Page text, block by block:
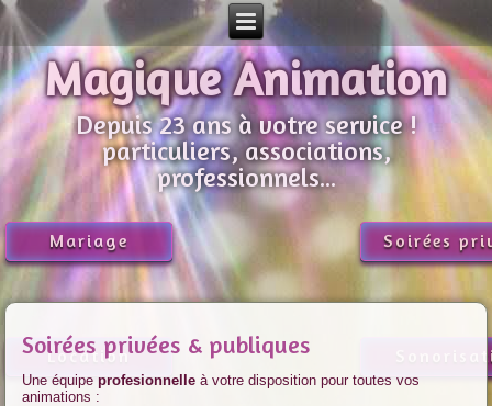
Magique Animation
Depuis 23 ans à votre service !
particuliers, associations,
professionnels...
Mariage Soirées
Location
Soirées privées & publiques
Une équipeprofesionnelle à votre disposition pour toutes vos
animations :